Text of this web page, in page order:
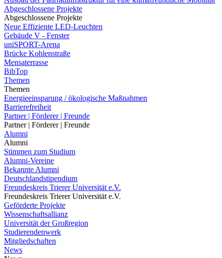
Abgeschlossene Projekte
Abgeschlossene Projekte
Neue Effiziente LED-Leuchten
Gebäude V - Fenster
uniSPORT-Arena
Brücke Kohlenstraße
Mensaterrasse
BibTop
Themen
Themen
Energieeinsparung / ökologische Maßnahmen
Barrierefreiheit
Partner | Förderer | Freunde
Partner | Förderer | Freunde
Alumni
Alumni
Stimmen zum Studium
Alumni-Vereine
Bekannte Alumni
Deutschlandstipendium
Freundeskreis Trierer Universität e.V.
Freundeskreis Trierer Universität e.V.
Geförderte Projekte
Wissenschaftsallianz
Universität der Großregion
Studierendenwerk
Mitgliedschaften
News